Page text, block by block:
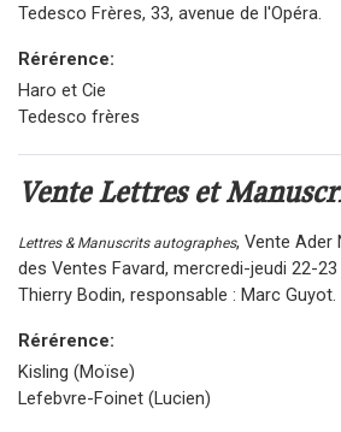
Tedesco Frères, 33, avenue de l'Opéra.
Rérérence:
Haro et Cie
Tedesco frères
Vente Lettres et
Lettres & Manuscrits autographes, Vente Ader
des Ventes Favard, mercredi-jeudi 22-23
Thierry Bodin, responsable : Marc Guyot.
Rérérence:
Kisling (Moïse)
Lefebvre-Foinet (Lucien)